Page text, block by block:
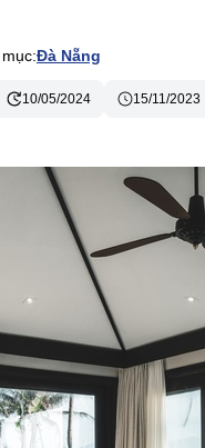
Đà Nẵng
10/05/2024 15/11/2023